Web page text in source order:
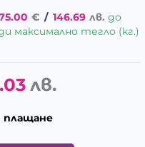
€ / 146.69 лв. до
максимално тегло (кг.)
лв.
плащане